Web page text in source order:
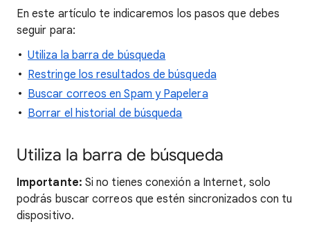
En este artículo te indicaremos los pasos que debes
seguir para:
Utiliza la barra de búsqueda
Restringe los resultados de búsqueda
Buscar correos en Spam y Papelera
Borrar el historial de búsqueda
Utiliza la barra de búsqueda
Importante: Si no tienes conexión a Internet, solo
podrás buscar correos que estén sincronizados con tu
dispositivo.